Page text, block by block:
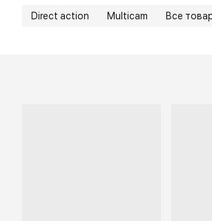
Direct action Multicam Все